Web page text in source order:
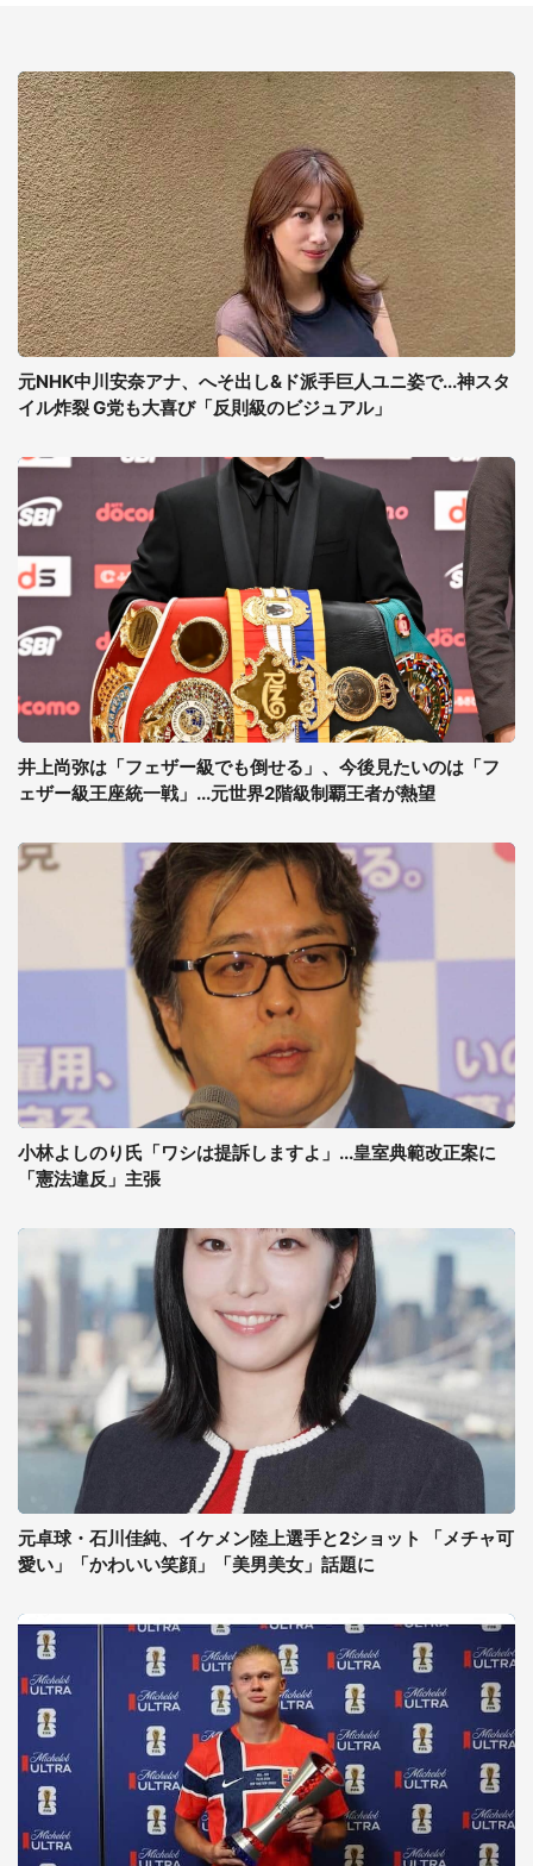
元NHK中川安奈アナ、へそ出し&ド派手巨人ユニ姿で...神スタ
イル炸裂 G党も大喜び「反則級のビジュアル」
井上尚弥は「フェザー級でも倒せる」、今後見たいのは「フ
ェザー級王座統一戦」...元世界2階級制覇王者が熱望
小林よしのり氏「ワシは提訴しますよ」...皇室典範改正案に
「憲法違反」主張
元卓球・石川佳純、イケメン陸上選手と2ショット 「メチャ可
愛い」「かわいい笑顔」「美男美女」話題に